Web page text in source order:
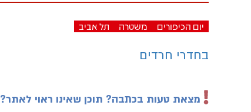
יום הכיפורים משטרה תל אביב
בחדרי חרדים
מצאת טעות בכתבה? תוכן שאינו ראוי לאתר?